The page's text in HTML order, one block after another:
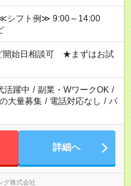
開始日相談可 ★まずはお試
活躍中 / 副業・WワークOK /
大量募集 / 電話対応なし / パ
詳細へ
グ株式会社